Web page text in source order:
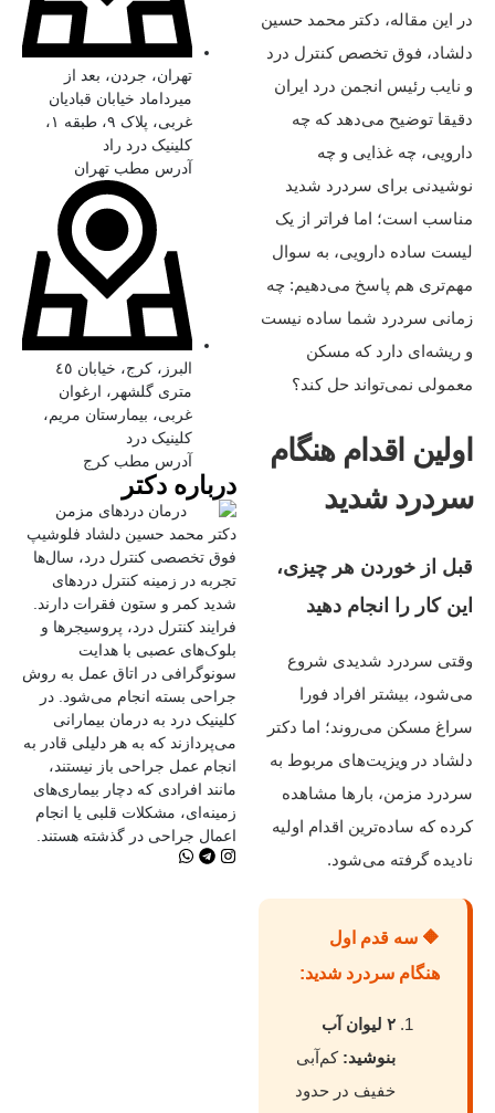
در این مقاله، دکتر محمد حسین
دلشاد، فوق‌ تخصص کنترل درد
و نایب رئیس انجمن درد ایران
دقیقا توضیح می‌دهد که چه
دارویی، چه غذایی و چه
نوشیدنی‌ برای سردرد شدید
مناسب است؛ اما فراتر از یک
لیست ساده دارویی، به سوال
مهم‌تری هم پاسخ می‌دهیم: چه
زمانی سردرد شما ساده نیست
و ریشه‌ای دارد که مسکن
معمولی نمی‌تواند حل کند؟
اولین اقدام هنگام
سردرد شدید
قبل از خوردن هر چیزی،
این کار را انجام دهید
وقتی سردرد شدیدی شروع
می‌شود، بیشتر افراد فورا
سراغ مسکن می‌روند؛ اما دکتر
دلشاد در ویزیت‌های مربوط به
سردرد مزمن، بارها مشاهده
کرده که ساده‌ترین اقدام اولیه
نادیده گرفته می‌شود.
🔶 سه قدم اول
هنگام سردرد شدید:
۲ لیوان آب
بنوشید: کم‌آبی
خفیف در حدود
تهران، جردن، بعد از
میرداماد خیابان قبادیان
غربی، پلاک ۹، طبقه ۱،
کلینیک درد راد
آدرس مطب تهران
البرز، کرج، خیابان ٤٥
متری گلشهر، ارغوان
غربی، بیمارستان مریم،
کلینیک درد
آدرس مطب کرج
درباره دکتر
دکتر محمد حسین دلشاد فلوشیپ
فوق تخصصی کنترل درد، سال‌ها
تجربه در زمینه کنترل دردهای
شدید کمر و ستون فقرات دارند.
فرایند کنترل درد، پروسیجرها و
بلوک‌های عصبی با هدایت
سونوگرافی در اتاق عمل به روش
جراحی بسته انجام می‌شود. در
کلینیک درد به درمان‌ بیمارانی
می‌پردازند که به هر دلیلی قادر به
انجام عمل جراحی باز نیستند،
مانند افرادی که دچار بیماری‌های
زمینه‌ای، مشکلات قلبی یا انجام
اعمال جراحی در گذشته هستند.